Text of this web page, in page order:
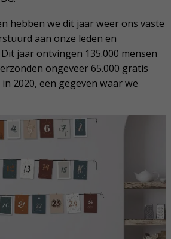
hebben we dit jaar weer ons vaste
aan onze leden en
jaar ontvingen 135.000 mensen
ongeveer 65.000 gratis
2020, een gegeven waar we